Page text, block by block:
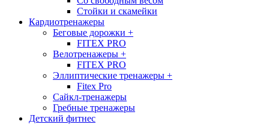
Стойки и скамейки
Кардиотренажеры
Беговые дорожки +
FITEX PRO
Велотренажеры +
FITEX PRO
Эллиптические тренажеры +
Fitex Pro
Сайкл-тренажеры
Гребные тренажеры
Детский фитнес